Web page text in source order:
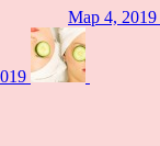
Мар 4, 2019